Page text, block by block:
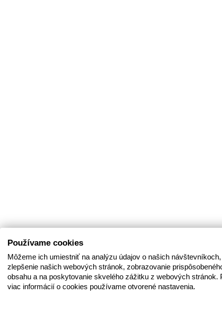
Používame cookies
Môžeme ich umiestniť na analýzu údajov o našich
zlepšenie našich webových stránok, zobrazovanie
obsahu a na poskytovanie skvelého zážitku z webových stránok.
viac informácií o cookies používame otvorené nastavenia.